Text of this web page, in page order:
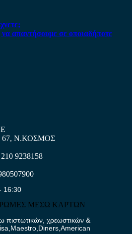
απαντήσουμε σε οποιαδήποτε
Ν.ΚΟΣΜΟΣ
210 9238158
16:30
ΜΕΣΩ ΚΑΡΤΩΝ
πιστωτικών, χρεωστικών &